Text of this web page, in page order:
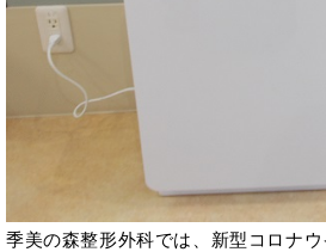
季美の森整形外科では、新型コロナ